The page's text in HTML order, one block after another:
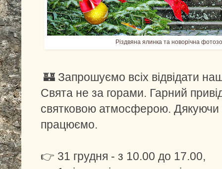
Різдвяна ялинка та новорічна
🏰 Запрошуємо всіх відвідати
Свята не за горами. Гарний
святковою атмосферою.
працюємо.
👉 31 грудня - з 10.00 до 17.00,